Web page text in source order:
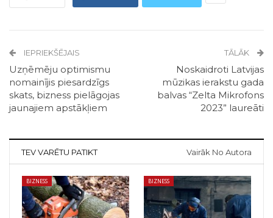
IEPRIEKŠĒJAIS
Uzņēmēju optimismu
nomainījis piesardzīgs
skats, bizness pielāgojas
jaunajiem apstākļiem
TĀLĀK
Noskaidroti Latvijas
mūzikas ierakstu gada
balvas “Zelta Mikrofons
2023” laureāti
TEV VARĒTU PATIKT Vairāk No Autora
BIZNESS BIZNESS